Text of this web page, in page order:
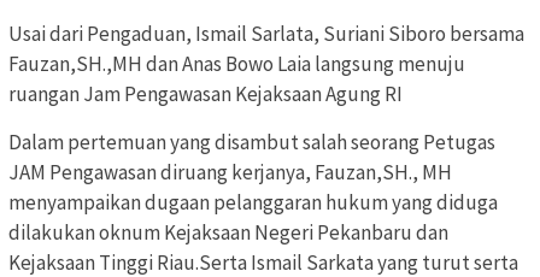
Usai dari Pengaduan, Ismail Sarlata, Suriani Siboro bersama
Fauzan,SH.,MH dan Anas Bowo Laia langsung menuju
ruangan Jam Pengawasan Kejaksaan Agung RI
Dalam pertemuan yang disambut salah seorang Petugas
JAM Pengawasan diruang kerjanya, Fauzan,SH., MH
menyampaikan dugaan pelanggaran hukum yang diduga
dilakukan oknum Kejaksaan Negeri Pekanbaru dan
Kejaksaan Tinggi Riau.Serta Ismail Sarkata yang turut serta